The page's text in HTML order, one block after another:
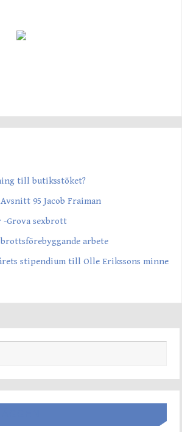
till butiksstöket?
95 Jacob Fraiman
-Grova sexbrott
arbete
stipendium till Olle Erikssons minne